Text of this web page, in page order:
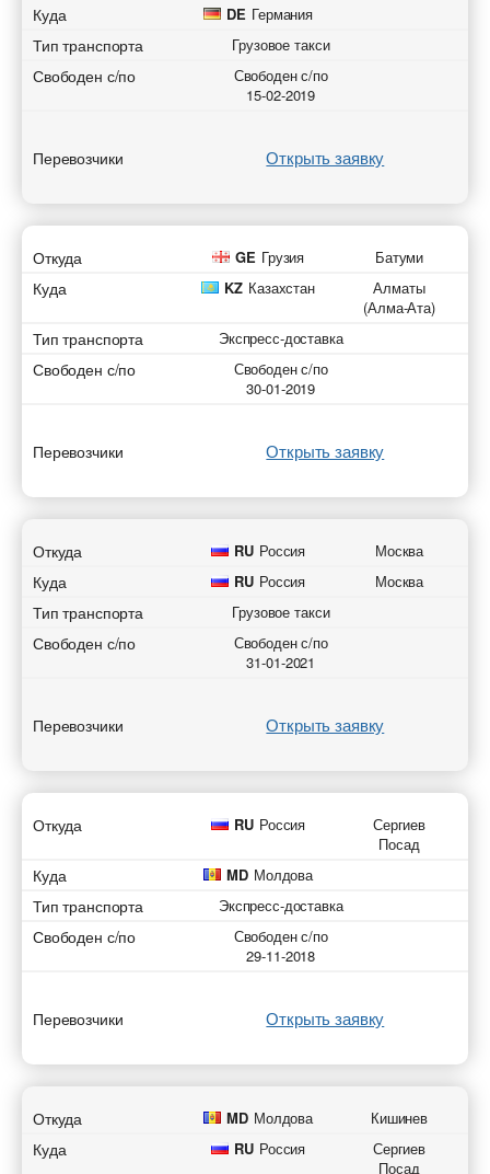
Отправить
Отправить
Куда DE Германия
Тип транспорта Грузовое такси
Свободен с/по
Свободен с/по
15-02-2019
Перевозчики Открыть заявку
Откуда GE Грузия Батуми
Куда KZ Казахстан
Алматы
(Алма-Ата)
Тип транспорта Экспресс-доставка
Свободен с/по
Свободен с/по
30-01-2019
Перевозчики Открыть заявку
Откуда RU Россия Москва
Куда RU Россия Москва
Тип транспорта Грузовое такси
Свободен с/по
Свободен с/по
31-01-2021
Перевозчики Открыть заявку
Откуда RU Россия
Сергиев
Посад
Куда MD Молдова
Тип транспорта Экспресс-доставка
Свободен с/по
Свободен с/по
29-11-2018
Перевозчики Открыть заявку
Откуда MD Молдова Кишинев
Куда RU Россия
Сергиев
Посад
Отправить
Отправить